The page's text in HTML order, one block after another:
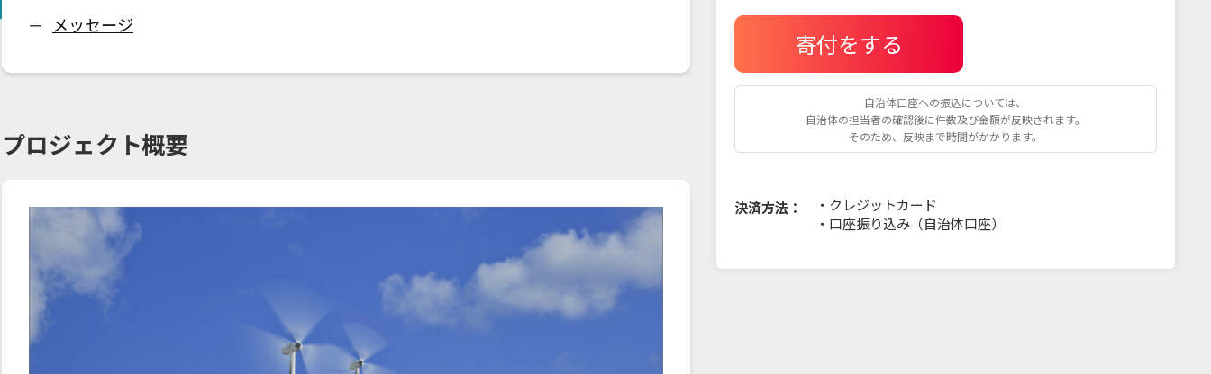
ー メッセージ
プロジェクト概要
寄付をする
自治体口座への振込については、
自治体の担当者の確認後に件数及び金額が反映されます。
そのため、反映まで時間がかかります。
決済方法： ・ クレジットカード
・ 口座振り込み（自治体口座）